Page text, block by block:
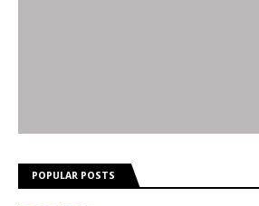
POPULAR POSTS